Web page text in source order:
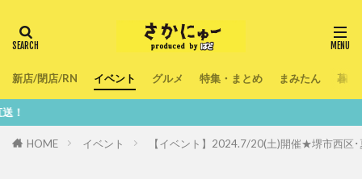
新店/閉店/RN イベント グルメ 特集・まとめ まみたん 暮ら
HOME イベント 【イベント】2024.7/20(土)開催★堺市西区